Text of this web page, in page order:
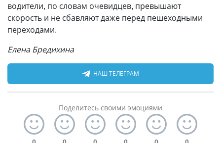
водители, по словам очевидцев, превышают
скорость и не сбавляют даже перед пешеходными
переходами.
Елена Бредихина
НАШ ТЕЛЕГРАМ
Поделитесь своими эмоциями